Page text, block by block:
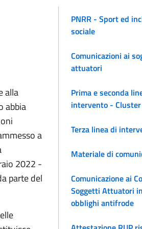
alla
abbia
a
2022 -
parte del
PNRR - Sport ed
sociale
Comunicazioni ai
attuatori
Prima e seconda
intervento -
Terza linea di
Materiale di
Comunicazione ai
Soggetti Attuatori
obblighi antifrode